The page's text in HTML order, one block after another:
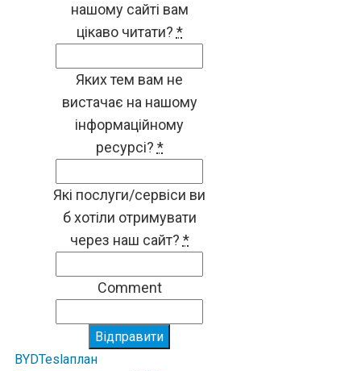
нашому сайті вам
цікаво читати? *
Яких тем вам не
вистачає на нашому
інформаційному
ресурсі? *
Які послуги/сервіси ви
б хотіли отримувати
через наш сайт? *
Comment
Відправити
BYDTeslaплан